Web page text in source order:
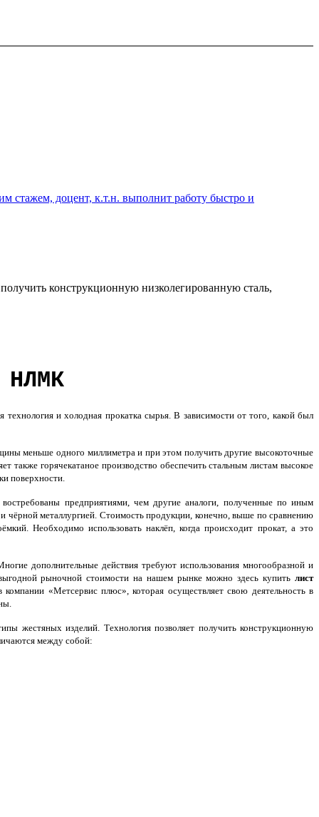
стажем, доцент, к.т.н. выполнит работу быстро и
конструкционную низколегированную сталь,
НЛМК
технология и холодная прокатка сырья. В зависимости от того, какой был
меньше одного миллиметра и при этом получить другие высокоточные
также горячекатаное производство обеспечить стальным листам высокое
поверхности.
предприятиями, чем другие аналоги, полученные по иным
чёрной металлургией. Стоимость продукции, конечно, выше по сравнению
Необходимо использовать наклёп, когда происходит прокат, а это
дополнительные действия требуют использования многообразной и
рыночной стоимости на нашем рынке можно здесь купить лист
компании «Метсервис плюс», которая осуществляет свою деятельность в
жестяных изделий. Технология позволяет получить конструкционную
между собой: